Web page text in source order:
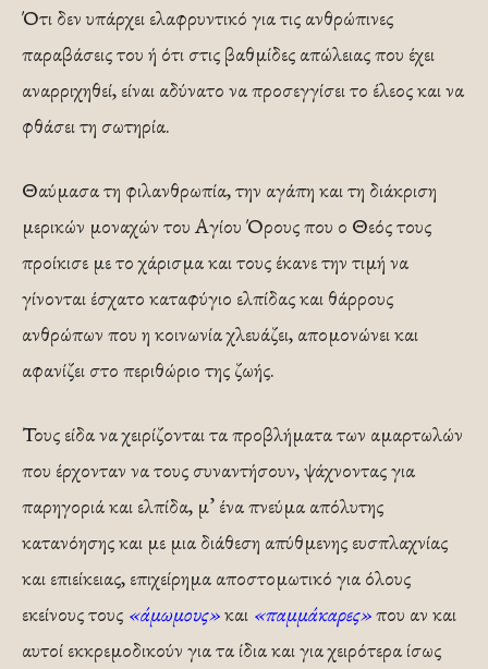
Ότι δεν υπάρχει ελαφρυντικό για τις ανθρώπινες
παραβάσεις του ή ότι στις βαθμίδες απώλειας που έχει
αναρριχηθεί, είναι αδύνατο να προσεγγίσει το έλεος και να
φθάσει τη σωτηρία.
Θαύμασα τη φιλανθρωπία, την αγάπη και τη διάκριση
μερικών μοναχών του Αγίου Όρους που ο Θεός τους
προίκισε με το χάρισμα και τους έκανε την τιμή να
γίνονται έσχατο καταφύγιο ελπίδας και θάρρους
ανθρώπων που η κοινωνία χλευάζει, απομονώνει και
αφανίζει στο περιθώριο της ζωής.
Τους είδα να χειρίζονται τα προβλήματα των αμαρτωλών
που έρχονταν να τους συναντήσουν, ψάχνοντας για
παρηγοριά και ελπίδα, μ’ ένα πνεύμα απόλυτης
κατανόησης και με μια διάθεση απύθμενης ευσπλαχνίας
και επιείκειας, επιχείρημα αποστομωτικό για όλους
εκείνους τους «άμωμους»και «παμμάκαρες»που αν και
αυτοί εκκρεμοδικούν για τα ίδια και για χειρότερα ίσως